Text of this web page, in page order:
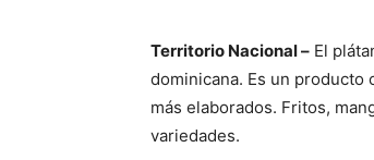
Territorio Nacional – El
dominicana. Es un producto
más elaborados. Fritos,
variedades.